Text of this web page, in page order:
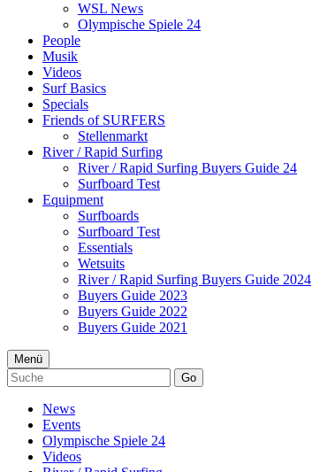
WSL News
Olympische Spiele 24
People
Musik
Videos
Surf Basics
Specials
Friends of SURFERS
Stellenmarkt
River / Rapid Surfing
River / Rapid Surfing Buyers Guide 24
Surfboard Test
Equipment
Surfboards
Surfboard Test
Essentials
Wetsuits
River / Rapid Surfing Buyers Guide 2024
Buyers Guide 2023
Buyers Guide 2022
Buyers Guide 2021
Menü
Go
News
Events
Olympische Spiele 24
Videos